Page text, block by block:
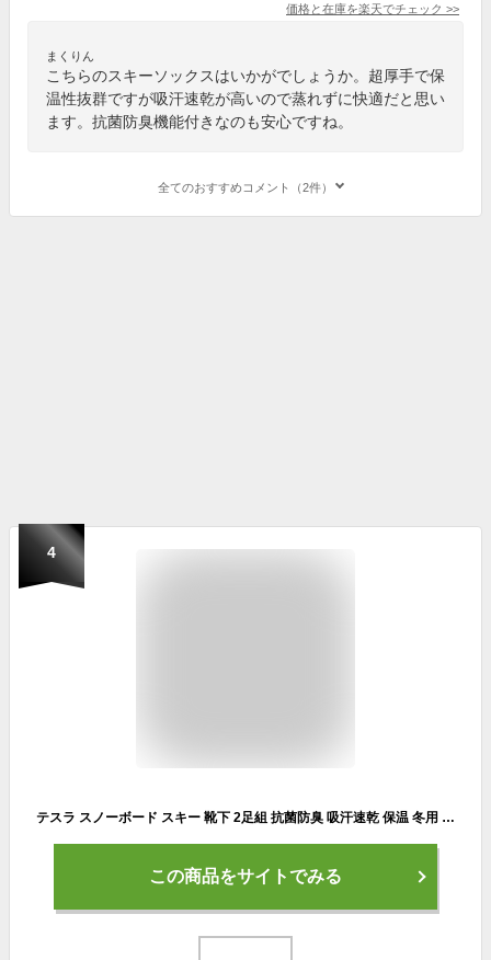
価格と在庫を楽天でチェック >>
まくりん
こちらのスキーソックスはいかがでしょうか。超厚手で保
温性抜群ですが吸汗速乾が高いので蒸れずに快適だと思い
ます。抗菌防臭機能付きなのも安心ですね。
全てのおすすめコメント（2件）
4
テスラ スノーボード スキー 靴下 2足組 抗菌防臭 吸汗速乾 保温 冬用 スキーソックス コンプレッション アウトドア スポーツ 厚手 ソックス 男女兼用 TESLA MZS83/82
この商品をサイトでみる